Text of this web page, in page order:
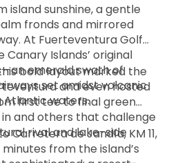
island sunshine, a gentle
fronds and mirrored
At Fuerteventura Golf
Islands’ original
emerald swath of
set amidst volcanic
Atlantic waters.
bold layout marked the
and even hosted
in and others that challenge
rival and lake-side
Carretera de Jandía, KM 11,
from the island’s